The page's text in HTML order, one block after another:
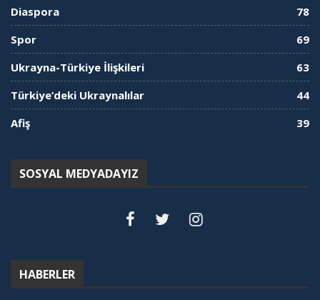
Diaspora
78
Spor
69
Ukrayna-Türkiye İlişkileri
63
Türkiye’deki Ukraynalılar
44
Afiş
39
SOSYAL MEDYADAYIZ
HABERLER